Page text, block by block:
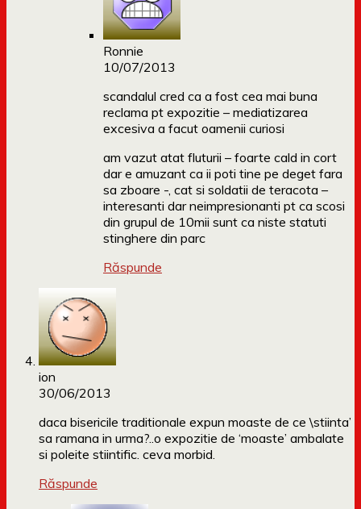
Ronnie
10/07/2013
scandalul cred ca a fost cea mai buna
reclama pt expozitie – mediatizarea
excesiva a facut oamenii curiosi
am vazut atat fluturii – foarte cald in cort
dar e amuzant ca ii poti tine pe deget fara
sa zboare -, cat si soldatii de teracota –
interesanti dar neimpresionanti pt ca scosi
din grupul de 10mii sunt ca niste statuti
stinghere din parc
Răspunde
ion
30/06/2013
daca bisericile traditionale expun moaste de ce \stiinta’
sa ramana in urma?..o expozitie de ‘moaste’ ambalate
si poleite stiintific. ceva morbid.
Răspunde